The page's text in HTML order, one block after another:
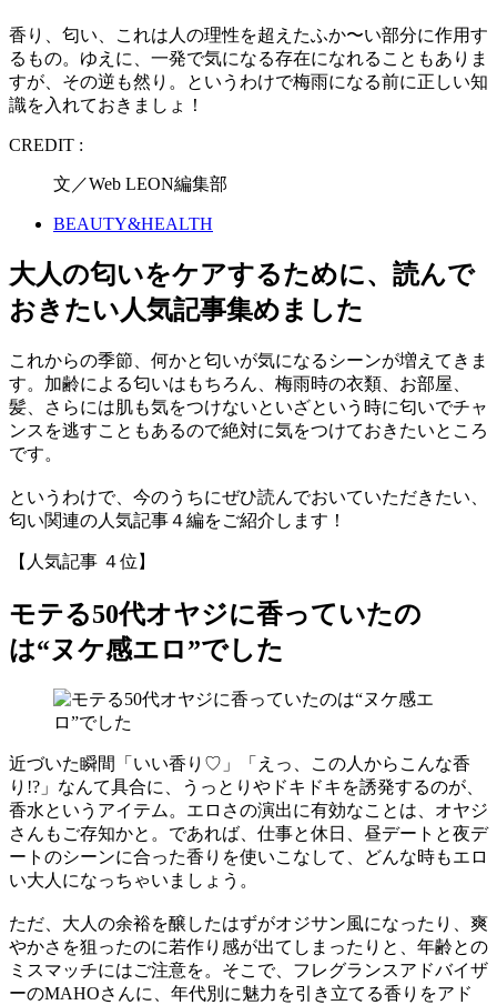
香り、匂い、これは人の理性を超えたふか〜い部分に作用す
るもの。ゆえに、一発で気になる存在になれることもありま
すが、その逆も然り。というわけで梅雨になる前に正しい知
識を入れておきましょ！
CREDIT :
文／Web LEON編集部
BEAUTY&HEALTH
大人の匂いをケアするために、読んで
おきたい人気記事集めました
これからの季節、何かと匂いが気になるシーンが増えてきま
す。加齢による匂いはもちろん、梅雨時の衣類、お部屋、
髪、さらには肌も気をつけないといざという時に匂いでチャ
ンスを逃すこともあるので絶対に気をつけておきたいところ
です。
というわけで、今のうちにぜひ読んでおいていただきたい、
匂い関連の人気記事４編をご紹介します！
【人気記事 ４位】
モテる50代オヤジに香っていたの
は“ヌケ感エロ”でした
近づいた瞬間「いい香り♡」「えっ、この人からこんな香
り!?」なんて具合に、うっとりやドキドキを誘発するのが、
香水というアイテム。エロさの演出に有効なことは、オヤジ
さんもご存知かと。であれば、仕事と休日、昼デートと夜デ
ートのシーンに合った香りを使いこなして、どんな時もエロ
い大人になっちゃいましょう。
ただ、大人の余裕を醸したはずがオジサン風になったり、爽
やかさを狙ったのに若作り感が出てしまったりと、年齢との
ミスマッチにはご注意を。そこで、フレグランスアドバイザ
ーのMAHOさんに、年代別に魅力を引き立てる香りをアド